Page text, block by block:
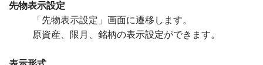
先物表示設定
「先物表示設定」画面に遷移します。
原資産、限月、銘柄の表示設定ができます。